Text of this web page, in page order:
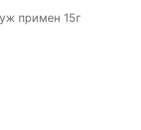
примен 15г